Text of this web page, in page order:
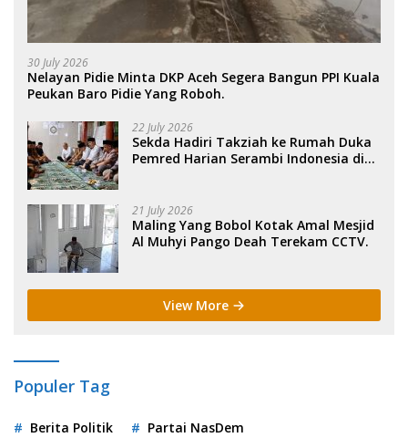
30 July 2026
Nelayan Pidie Minta DKP Aceh Segera Bangun PPI Kuala
Peukan Baro Pidie Yang Roboh.
22 July 2026
Sekda Hadiri Takziah ke Rumah Duka
Pemred Harian Serambi Indonesia di
21 July 2026
Maling Yang Bobol Kotak Amal Mesjid
Al Muhyi Pango Deah Terekam CCTV.
View More
Populer Tag
Berita Politik Partai NasDem